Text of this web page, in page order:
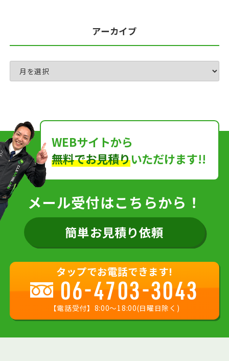
アーカイブ
WEBサイトから
無料でお見積りいただけます!!
メール受付はこちらから！
簡単お見積り依頼
タップでお電話できます!
06-4703-3043
【電話受付】8:00〜18:00(日曜日除く)